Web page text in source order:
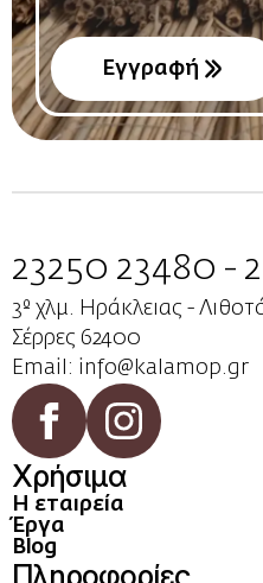
Εγγραφή
23250 23480 -
3º χλμ. Ηράκλειας -
Σέρρες 62400
Email: info@kalamop.gr
Χρήσιμα
Η εταιρεία
Έργα
Blog
Πληροφορίες